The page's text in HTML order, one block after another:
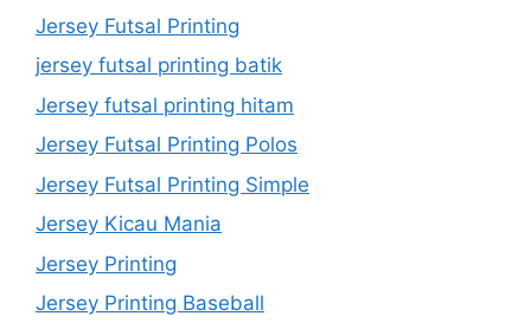
Jersey Futsal Printing
jersey futsal printing batik
Jersey futsal printing hitam
Jersey Futsal Printing Polos
Jersey Futsal Printing Simple
Jersey Kicau Mania
Jersey Printing
Jersey Printing Baseball